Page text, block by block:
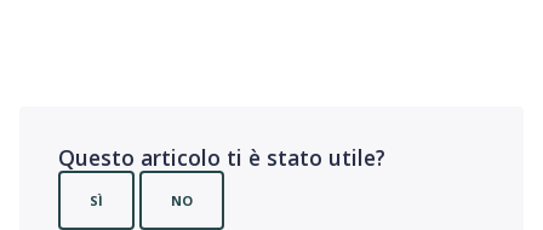
Questo articolo ti è stato utile?
SÌ NO